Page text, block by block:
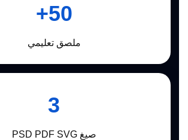
50+
ملصق تعليمي
3
صيغ PSD PDF SVG